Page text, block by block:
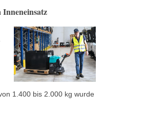
1.400 bis 2.000 kg wurde